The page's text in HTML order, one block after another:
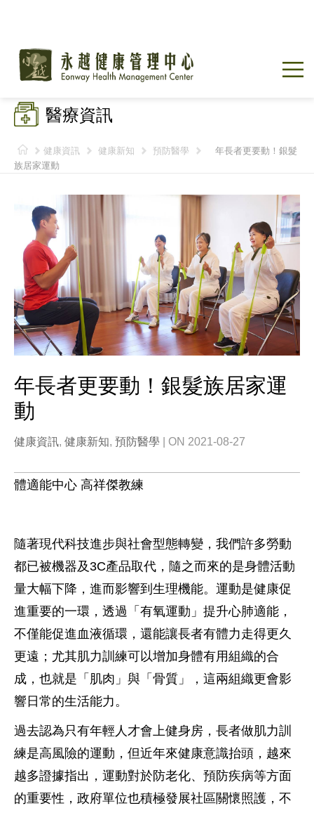
醫療資訊
健康資訊 健康新知 預防醫學
年長者更要動！銀髮
族居家運動
年長者更要動！銀髮族居家運
動
健康資訊, 健康新知, 預防醫學 | ON 2021-08-27
體適能中心 高祥傑教練
隨著現代科技進步與社會型態轉變，我們許多勞動
都已被機器及3C產品取代，隨之而來的是身體活動
量大幅下降，進而影響到生理機能。運動是健康促
進重要的一環，透過「有氧運動」提升心肺適能，
不僅能促進血液循環，還能讓長者有體力走得更久
更遠；尤其肌力訓練可以增加身體有用組織的合
成，也就是「肌肉」與「骨質」，這兩組織更會影
響日常的生活能力。
過去認為只有年輕人才會上健身房，長者做肌力訓
練是高風險的運動，但近年來健康意識抬頭，越來
越多證據指出，運動對於防老化、預防疾病等方面
的重要性，政府單位也積極發展社區關懷照護，不